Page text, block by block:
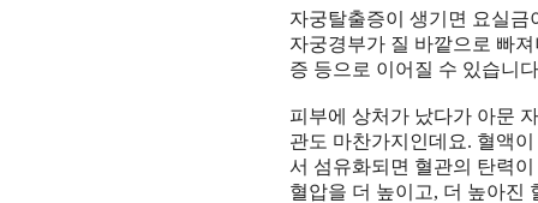
자궁탈출증이 생기면 요실
자궁경부가 질 바깥으로 빠
증 등으로 이어질 수 있습니
피부에 상처가 났다가 아문
관도 마찬가지인데요. 혈액
서 섬유화되면 혈관의 탄력
혈압을 더 높이고, 더 높아진